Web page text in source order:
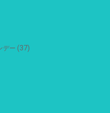
デー (37)